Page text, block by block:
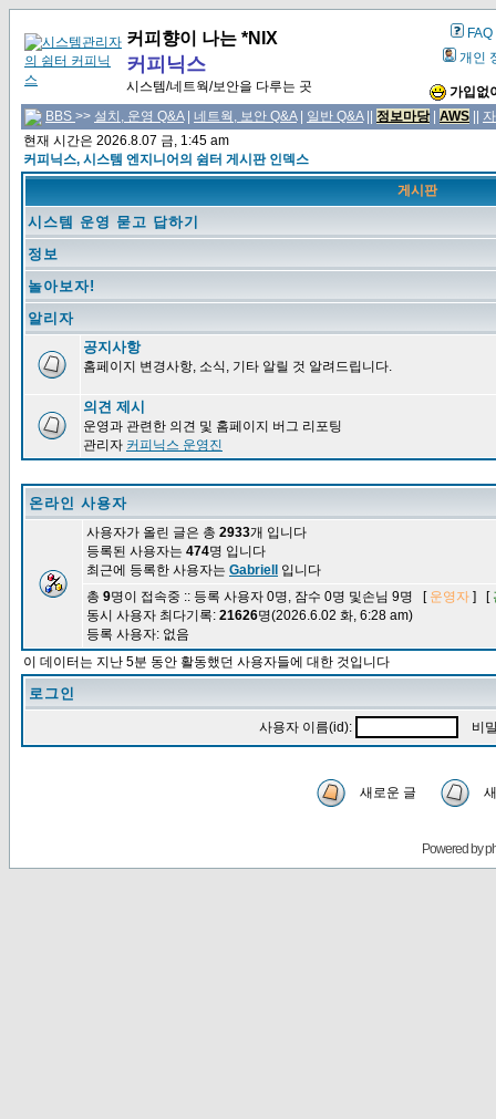
커피향이 나는 *NIX
커피닉스
시스템/네트웍/보안을 다루는 곳
FAQ
개인
가입없
BBS >> 설치, 운영 Q&A| 네트웍, 보안 Q&A| 일반 Q&A|| 정보마당| AWS
현재 시간은 2026.8.07 금, 1:45 am
커피닉스, 시스템 엔지니어의 쉼터 게시판 인덱스
게시판
시스템 운영 묻고 답하기
정보
놀아보자!
알리자
공지사항
홈페이지 변경사항, 소식, 기타 알릴 것 알려드립니다.
의견 제시
운영과 관련한 의견 및 홈페이지 버그 리포팅
관리자 커피닉스 운영진
온라인 사용자
사용자가 올린 글은 총 2933개 입니다
등록된 사용자는 474명 입니다
최근에 등록한 사용자는 Gabriell
입니다
총 9명이 접속중 :: 등록 사용자 0명, 잠수 0명 및손님 9명 [ 운영자 ] [
동시 사용자 최다기록: 21626명(2026.6.02 화, 6:28 am)
등록 사용자: 없음
이 데이터는 지난 5분 동안 활동했던 사용자들에 대한 것입니다
로그인
사용자 이름(id): 비
새로운 글
Powered by